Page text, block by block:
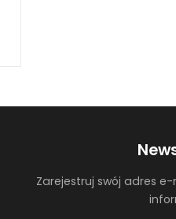
Zarejestruj swój adres